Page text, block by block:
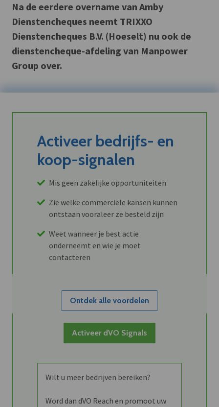
Na de eerdere overname van Amby
Dienstencheques neemt TRIXXO
Dienstencheques B.V. (Hoeselt) nu ook de
dienstencheque-afdeling van Manpower
Group over.
Activeer bedrijfs- en
koop-signalen
Mis geen zakelijke opportuniteiten
Zie welke commerciële kansen kunnen
ontstaan vooraleer ze besteld zijn
Weet wanneer je best actie
onderneemt en wie je moet
contacteren
Ontdek alle voordelen
Activeer dVO Signals
Wilt u meer bedrijven bereiken?
Word dan dVO Reach en promoot uw